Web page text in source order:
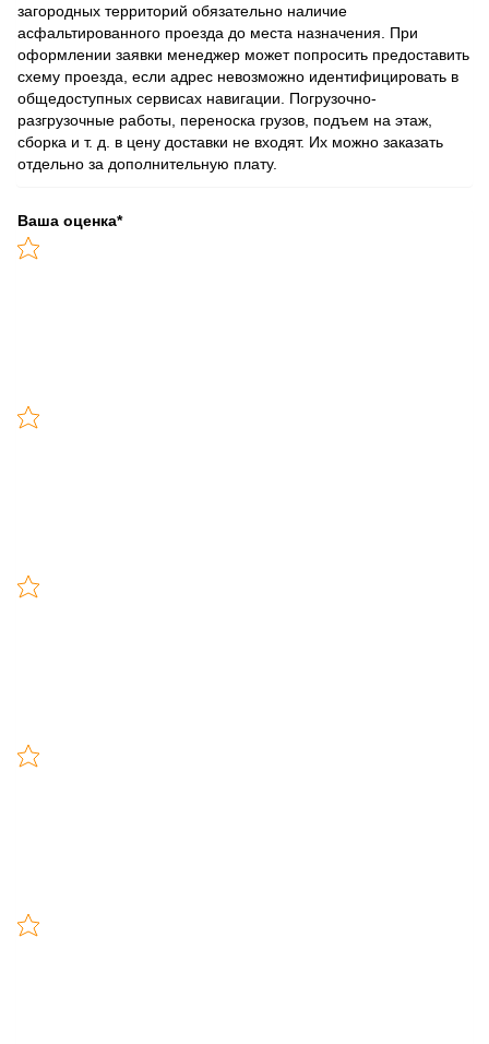
загородных территорий обязательно наличие
асфальтированного проезда до места назначения. При
оформлении заявки менеджер может попросить предоставить
схему проезда, если адрес невозможно идентифицировать в
общедоступных сервисах навигации. Погрузочно-
разгрузочные работы, переноска грузов, подъем на этаж,
сборка и т. д. в цену доставки не входят. Их можно заказать
отдельно за дополнительную плату.
Ваша оценка*